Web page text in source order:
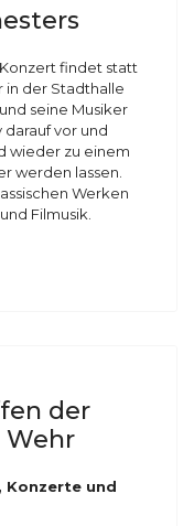
findet statt
in der Stadthalle
seine Musiker
vor und
wieder zu einem
werden lassen.
Werken
Filmusik.
der
Wehr
und